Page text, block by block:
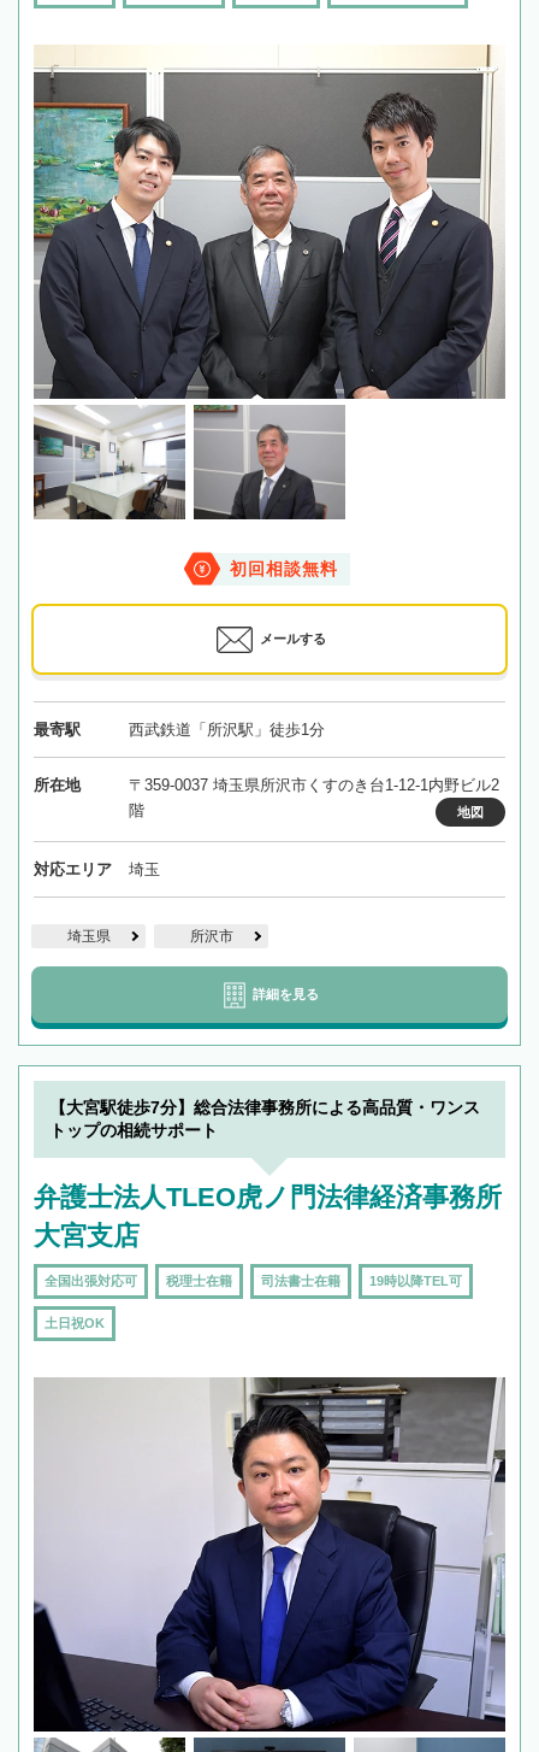
初回相談無料
メールする
最寄駅 西武鉄道「所沢駅」徒歩1分
所在地
〒359-0037 埼玉県所沢市くすのき台1-12-1内野ビル2
階
地図
対応エリア 埼玉
埼玉県 所沢市
詳細を見る
【大宮駅徒歩7分】総合法律事務所による高品質・ワンス
トップの相続サポート
弁護士法人TLEO虎ノ門法律経済事務所
大宮支店
全国出張対応可 税理士在籍 司法書士在籍 19時以降TEL可
土日祝OK